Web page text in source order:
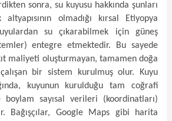
sonra, su kuyusu hakkında şunları
olmadığı kırsal Etiyopya
su çıkarabilmek için güneş
entegre etmektedir. Bu sayede
maliyeti oluşturmayan, tamamen doğa
bir sistem kurulmuş olur. Kuyu
kuyunun kurulduğu tam coğrafi
sayısal verileri (koordinatları)
Bağışçılar, Google Maps gibi harita